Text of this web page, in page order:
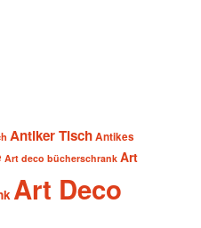
Antiker TischAntikes
Art deco bücherschrank Art
Art Deco